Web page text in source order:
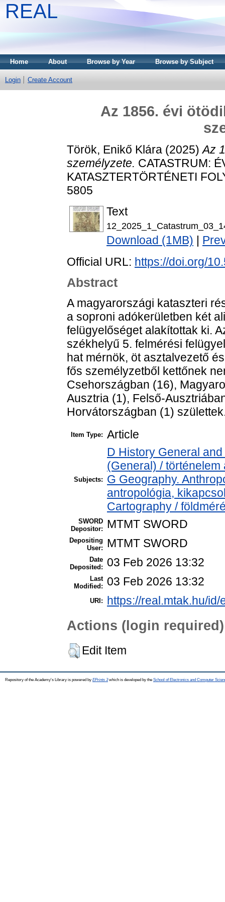
REAL
Home About Browse by Year Browse by Subject
Login Create Account
Az 1856. évi
Török, Enikő Klára (2025)Az
személyzete. CATASTRUM:
KATASZTERTÖRTÉNETI
5805
Text
Download (1MB)
Official URL: https://doi.org/
Abstract
A magyarországi kataszteri
a soproni adókerületben két
felügyelőséget alakítottak ki.
székhelyű 5. felmérési
hat mérnök, öt asztalvezető
fős személyzetből kettőnek
Csehországban (16),
Ausztria (1), Felső-
Horvátországban (1)
Item Type: Article
Subjects:
D History General
(General) / történelem
G Geography.
antropológia,
Cartography /
SWORD
Depositor:
MTMT SWORD
Depositing
User:
MTMT SWORD
Date
Deposited:
03 Feb 2026 13:32
Last
Modified:
03 Feb 2026 13:32
URI: https://real.mtak.hu/id/
Actions (login required)
Edit Item
Repository of the Academy's Library is powered by EPrints 3which is developed by the School of Electronics and Computer